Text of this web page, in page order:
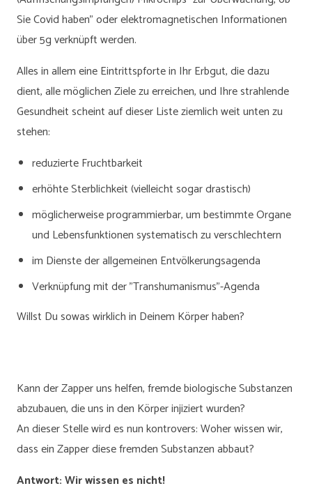
Sie Covid haben" oder elektromagnetischen Informationen
über 5g verknüpft werden.
Alles in allem eine Eintrittspforte in Ihr Erbgut, die dazu
dient, alle möglichen Ziele zu erreichen, und Ihre strahlende
Gesundheit scheint auf dieser Liste ziemlich weit unten zu
stehen:
reduzierte Fruchtbarkeit
erhöhte Sterblichkeit (vielleicht sogar drastisch)
möglicherweise programmierbar, um bestimmte Organe
und Lebensfunktionen systematisch zu verschlechtern
im Dienste der allgemeinen Entvölkerungsagenda
Verknüpfung mit der "Transhumanismus"-Agenda
Willst Du sowas wirklich in Deinem Körper haben?
Kann der Zapper uns helfen, fremde biologische Substanzen
abzubauen, die uns in den Körper injiziert wurden?
An dieser Stelle wird es nun kontrovers: Woher wissen wir,
dass ein Zapper diese fremden Substanzen abbaut?
Antwort: Wir wissen es nicht!